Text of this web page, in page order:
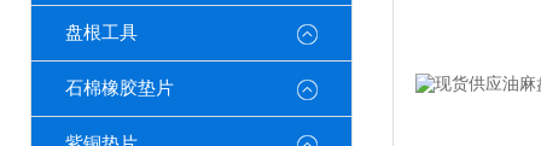
盘根工具
石棉橡胶垫片